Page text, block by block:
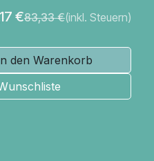
den Warenkorb
€83,33€(inkl. Steuern)